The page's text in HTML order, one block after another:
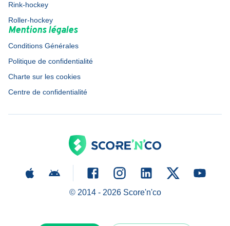
Rink-hockey
Roller-hockey
Mentions légales
Conditions Générales
Politique de confidentialité
Charte sur les cookies
Centre de confidentialité
© 2014 - 2026Score'n'co